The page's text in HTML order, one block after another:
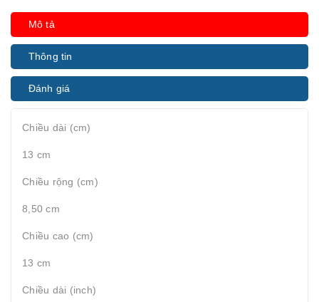
Mô tả
Thông tin
Đánh giá
Chiều dài (cm)
13 cm
Chiều rộng (cm)
8,50 cm
Chiều cao (cm)
13 cm
Chiều dài (inch)